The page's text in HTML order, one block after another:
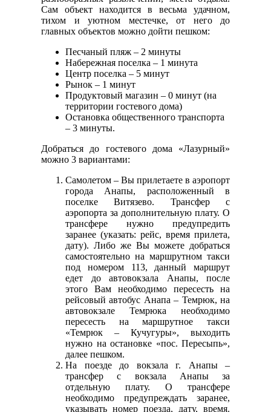
Сам объект находится в весьма удачном,
тихом и уютном местечке, от него до
главных объектов можно дойти пешком:
Песчаный пляж – 2 минуты
Набережная поселка – 1 минута
Центр поселка – 5 минут
Рынок – 1 минут
Продуктовый магазин – 0 минут (на
территории гостевого дома)
Остановка общественного транспорта
– 3 минуты.
Добраться до гостевого дома «Лазурный»
можно 3 вариантами:
Самолетом – Вы прилетаете в аэропорт
города Анапы, расположенный в
поселке Витязево. Трансфер с
аэропорта за дополнительную плату. О
трансфере нужно предупредить
заранее (указать: рейс, время прилета,
дату). Либо же Вы можете добраться
самостоятельно на маршрутном такси
под номером 113, данный маршрут
едет до автовокзала Анапы, после
этого Вам необходимо пересесть на
рейсовый автобус Анапа – Темрюк, на
автовокзале Темрюка необходимо
пересесть на маршрутное такси
«Темрюк – Кучугуры», выходить
нужно на остановке «пос. Пересыпь»,
далее пешком.
На поезде до вокзала г. Анапы –
трансфер с вокзала Анапы за
отдельную плату. О трансфере
необходимо предупреждать заранее,
указывать номер поезда, дату, время.